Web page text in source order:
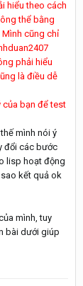
hiểu theo cách
thể bằng
Mình cũng chỉ
phải hiểu
là điều dễ
của bạn để test
mình nói ý
đổi các bước
lisp hoạt động
kết quả ok
mình, tuy
bài dưới giúp